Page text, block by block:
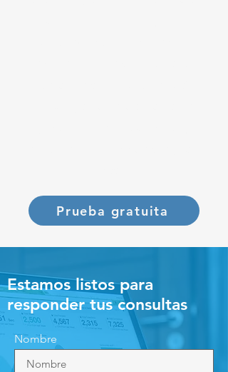
Prueba gratuita
Estamos listos para
responder tus consultas
Nombre